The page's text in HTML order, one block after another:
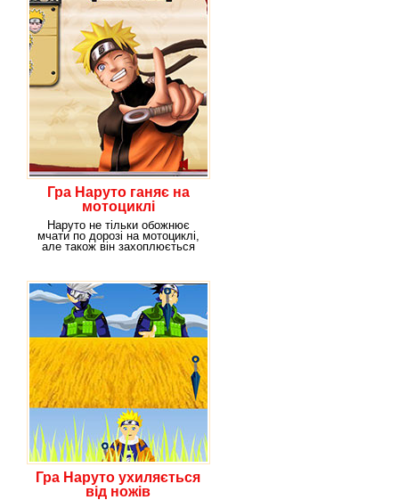
Гра Наруто ганяє на
мотоциклі
Наруто не тільки обожнює
мчати по дорозі на мотоциклі,
але також він захоплюється
Гра Наруто ухиляється
від ножів